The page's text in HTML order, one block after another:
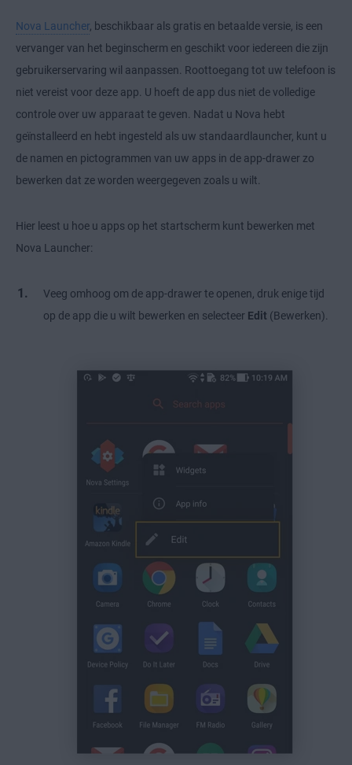
Nova Launcher, beschikbaar als gratis en betaalde versie, is een
vervanger van het beginscherm en geschikt voor iedereen die zijn
gebruikerservaring wil aanpassen. Roottoegang tot uw telefoon is
niet vereist voor deze app. U hoeft de app dus niet de volledige
controle over uw apparaat te geven. Nadat u Nova hebt
geïnstalleerd en hebt ingesteld als uw standaardlauncher, kunt u
de namen en pictogrammen van uw apps in de app-drawer zo
bewerken dat ze worden weergegeven zoals u wilt.
Hier leest u hoe u apps op het startscherm kunt bewerken met
Nova Launcher:
Veeg omhoog om de app-drawer te openen, druk enige tijd
op de app die u wilt bewerken en selecteer Edit (Bewerken).